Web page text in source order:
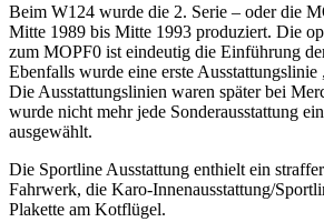
Beim W124 wurde die 2. Serie – oder die
Mitte 1989 bis Mitte 1993 produziert. Die
zum MOPF0 ist eindeutig die Einführung
Ebenfalls wurde eine erste
Die Ausstattungslinien waren später bei
wurde nicht mehr jede Sonderausstattung
ausgewählt.
Die Sportline Ausstattung enthielt ein
Fahrwerk, die Karo-Innenausstattung/
Plakette am Kotflügel.